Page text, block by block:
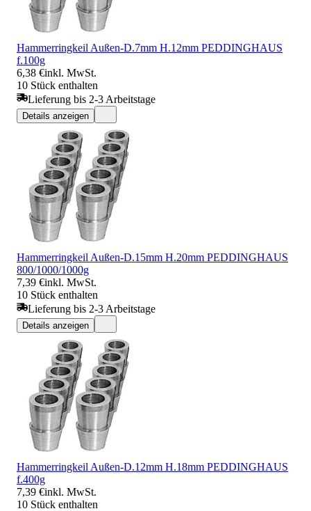
Hammerringkeil Außen-D.7mm H.12mm PEDDINGHAUS
f.100g
6,38 €inkl. MwSt.
10 Stück enthalten
Lieferung bis 2-3 Arbeitstage
Details anzeigen
Hammerringkeil Außen-D.15mm H.20mm PEDDINGHAUS
800/1000/1000g
7,39 €inkl. MwSt.
10 Stück enthalten
Lieferung bis 2-3 Arbeitstage
Details anzeigen
Hammerringkeil Außen-D.12mm H.18mm PEDDINGHAUS
f.400g
7,39 €inkl. MwSt.
10 Stück enthalten